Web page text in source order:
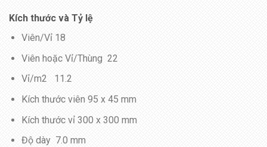
Kích thước và Tỷ lệ
Viên/Vỉ 18
Viên hoặc Vỉ/Thùng 22
Vỉ/m2 11.2
Kích thước viên 95 x 45 mm
Kích thước vỉ 300 x 300 mm
Độ dày 7.0 mm